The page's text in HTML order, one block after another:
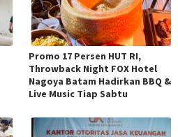
Promo 17 Persen HUT RI,
Throwback Night FOX Hotel
Nagoya Batam Hadirkan BBQ &
Live Music Tiap Sabtu